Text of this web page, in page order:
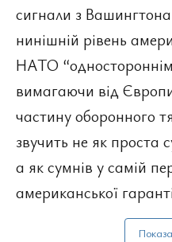
сигнали з
нинішній рівень
НАТО
вимагаючи від
частину оборонного
звучить не як проста
а як сумнів у самій
американської